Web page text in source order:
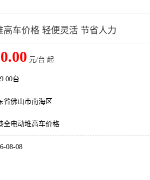
高车价格 轻便灵活 节省人力
元/台 起
台
省佛山市南海区
全电动堆高车价格
08-08